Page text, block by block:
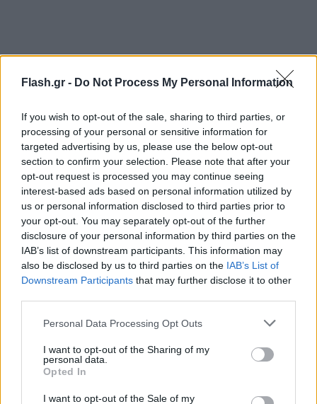
Flash.gr - Do Not Process My Personal Information
If you wish to opt-out of the sale, sharing to third parties, or
processing of your personal or sensitive information for
targeted advertising by us, please use the below opt-out
section to confirm your selection. Please note that after your
opt-out request is processed you may continue seeing
interest-based ads based on personal information utilized by
us or personal information disclosed to third parties prior to
your opt-out. You may separately opt-out of the further
disclosure of your personal information by third parties on the
IAB’s list of downstream participants. This information may
also be disclosed by us to third parties on the IAB’s List of
Downstream Participants that may further disclose it to other
Please note that this website/app uses one or more Google
not limited to your visit or usage behaviour. You may click to
grant or deny consent to Google and its third-party tags to
use your data for below specified purposes in below Google
consent section.
Personal Data Processing Opt Outs
I want to opt-out of the Sharing of my
personal data.
Opted In
I want to opt-out of the Sale of my